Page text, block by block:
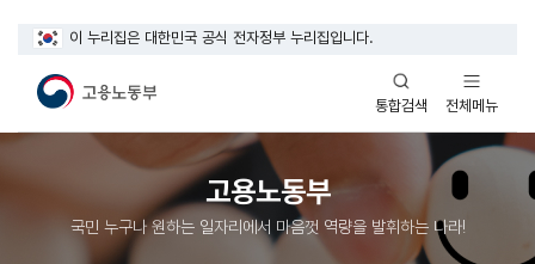
이 누리집은 대한민국 공식 전자정부 누리집입니다.
통합검색
열기
전체메뉴
열기
고용노동부
국민 누구나 원하는 일자리에서 마음껏 역량을 발휘하는 나라!